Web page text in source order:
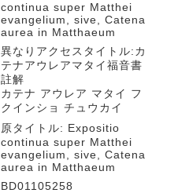
continua super Matthei
evangelium, sive, Catena
aurea in Matthaeum
異なりアクセスタイトル:カ
テナアウレアマタイ福音書
註解
カテナ アウレア マタイ フ
クインショ チュウカイ
原タイトル: Expositio
continua super Matthei
evangelium, sive, Catena
aurea in Matthaeum
BD01105258